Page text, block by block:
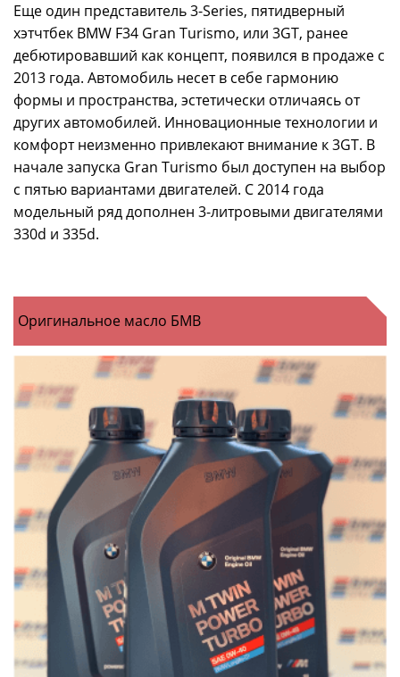
Еще один представитель 3-Series, пятидверный
хэтчтбек BMW F34 Gran Turismo, или 3GT, ранее
дебютировавший как концепт, появился в продаже с
2013 года. Автомобиль несет в себе гармонию
формы и пространства, эстетически отличаясь от
других автомобилей. Инновационные технологии и
комфорт неизменно привлекают внимание к 3GT. В
начале запуска Gran Turismo был доступен на выбор
с пятью вариантами двигателей. С 2014 года
модельный ряд дополнен 3-литровыми двигателями
330d и 335d.
Оригинальное масло БМВ